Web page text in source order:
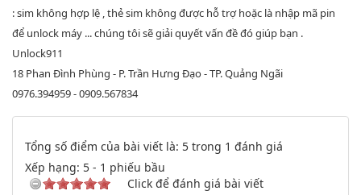
: sim không hợp lệ , thẻ sim không được hỗ trợ hoặc là nhập mã pin
để unlock máy ... chúng tôi sẽ giải quyết vấn đề đó giúp bạn .
Unlock911
18 Phan Đình Phùng - P. Trần Hưng Đạo - TP. Quảng Ngãi
0976.394959 - 0909.567834
Tổng số điểm của bài viết là: 5 trong 1 đánh giá
Xếp hạng: 5 - 1 phiếu bầu
Click để đánh giá bài viết